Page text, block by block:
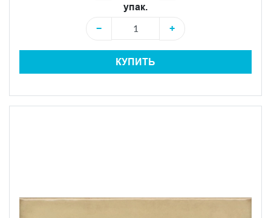
упак.
−
+
КУПИТЬ